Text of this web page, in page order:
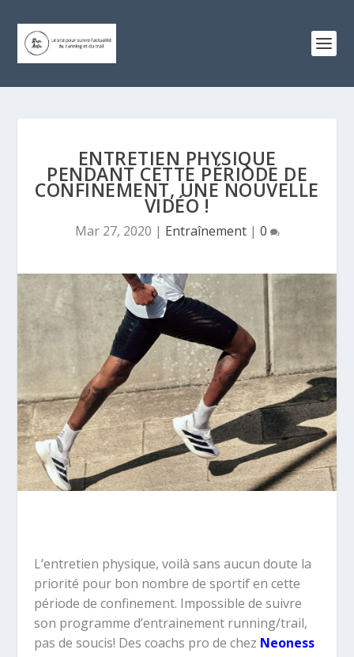
ENTRETIEN PHYSIQUE
PENDANT CETTE PÉRIODE DE
CONFINEMENT, UNE NOUVELLE
VIDÉO !
Mar 27, 2020 | Entraînement| 0
L’entretien physique, voilà sans aucun doute la
priorité pour bon nombre de sportif en cette
période de confinement. Impossible de suivre
son programme d’entrainement running/trail,
pas de soucis! Des coachs pro de chez Neoness